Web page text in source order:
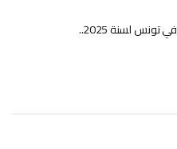
لسنة 2025..